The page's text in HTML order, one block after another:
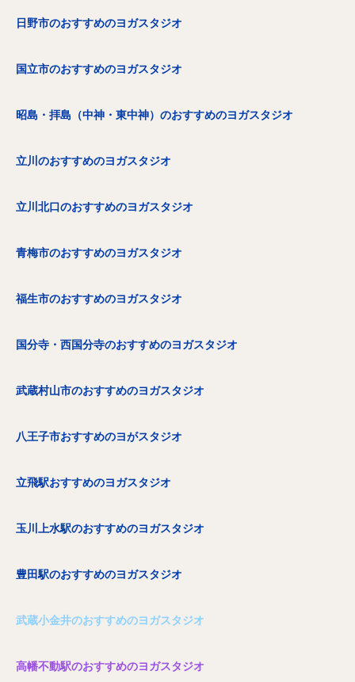
日野市のおすすめのヨガスタジオ
国立市のおすすめのヨガスタジオ
昭島・拝島（中神・東中神）のおすすめのヨガスタジオ
立川のおすすめのヨガスタジオ
立川北口のおすすめのヨガスタジオ
青梅市のおすすめのヨガスタジオ
福生市のおすすめのヨガスタジオ
国分寺・西国分寺のおすすめのヨガスタジオ
武蔵村山市のおすすめのヨガスタジオ
八王子市おすすめのヨがスタジオ
立飛駅おすすめのヨガスタジオ
玉川上水駅のおすすめのヨガスタジオ
豊田駅のおすすめのヨガスタジオ
武蔵小金井のおすすめのヨガスタジオ
高幡不動駅のおすすめのヨガスタジオ